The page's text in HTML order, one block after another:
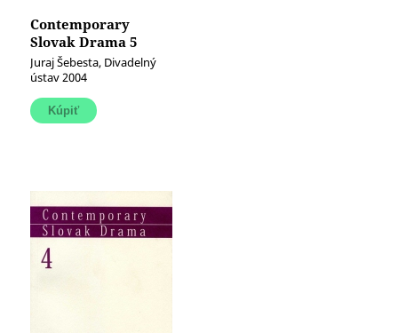
Contemporary
Slovak Drama 5
Juraj Šebesta, Divadelný
ústav 2004